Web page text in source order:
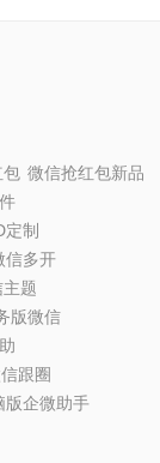
包 微信抢红包新品
定制
信多开
题
版微信
跟圈
版企微助手